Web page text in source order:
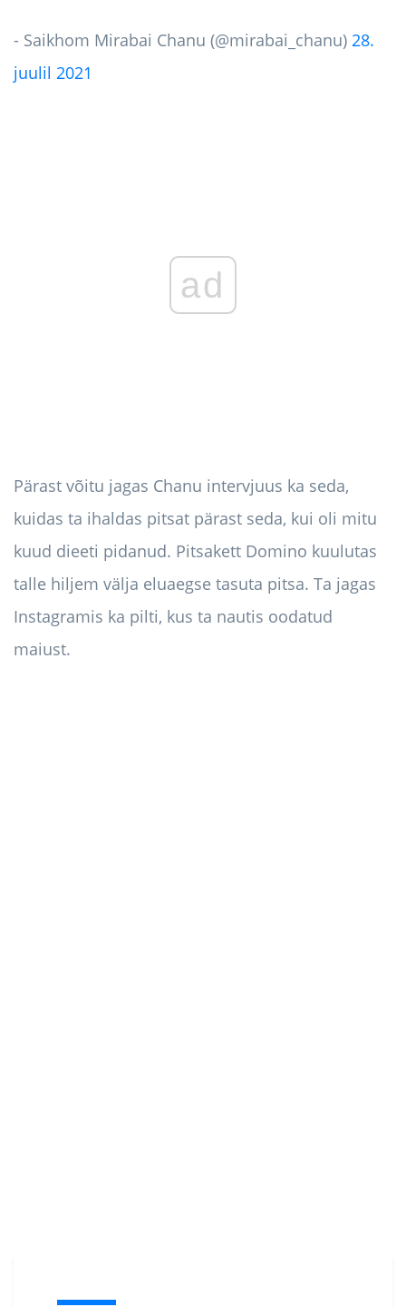
- Saikhom Mirabai Chanu (@mirabai_chanu) 28.
juulil 2021
ad
Pärast võitu jagas Chanu intervjuus ka seda,
kuidas ta ihaldas pitsat pärast seda, kui oli mitu
kuud dieeti pidanud. Pitsakett Domino kuulutas
talle hiljem välja eluaegse tasuta pitsa. Ta jagas
Instagramis ka pilti, kus ta nautis oodatud
maiust.